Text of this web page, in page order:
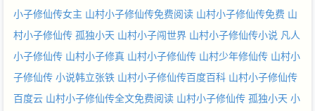
小子修仙传女主 山村小子修仙传免费阅读 山村小子修仙传免费 山
村小子修仙传 孤独小天 山村小子闯世界 山村小子修仙传小说 凡人
小子修仙传 山村小子修真 山村小子修仙传 山村少年修仙传 山村小
子修仙传 小说韩立张铁 山村小子修仙传百度百科 山村小子修仙传
百度云 山村小子修仙传全文免费阅读 山村小子修仙传 孤独小天 小